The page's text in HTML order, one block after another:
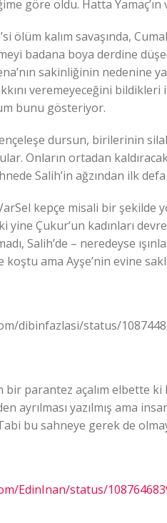
göre oldu. Hatta
ölüm kalım savaşında,
badana boya derdine
sakinliğinin nedenine
veremeyeceğini
bunu gösteriyor.
dursun, birilerinin
Onların ortadan
Salih’in ağzından ilk
kepçe misali bir şekilde
yine Çukur’un kadınları
Salih’de – neredeyse
koştu ama Ayşe’nin evine
dibinfazlasi/status/
parantez açalım elbette ki
ayrılması yazılmış ama
bu sahneye gerek de
EdinInan/status/